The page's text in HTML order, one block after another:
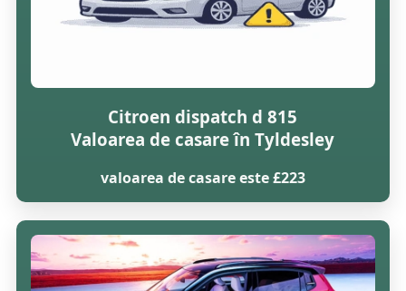
Citroen dispatch d 815
Valoarea de casare în Tyldesley
valoarea de casare este £223